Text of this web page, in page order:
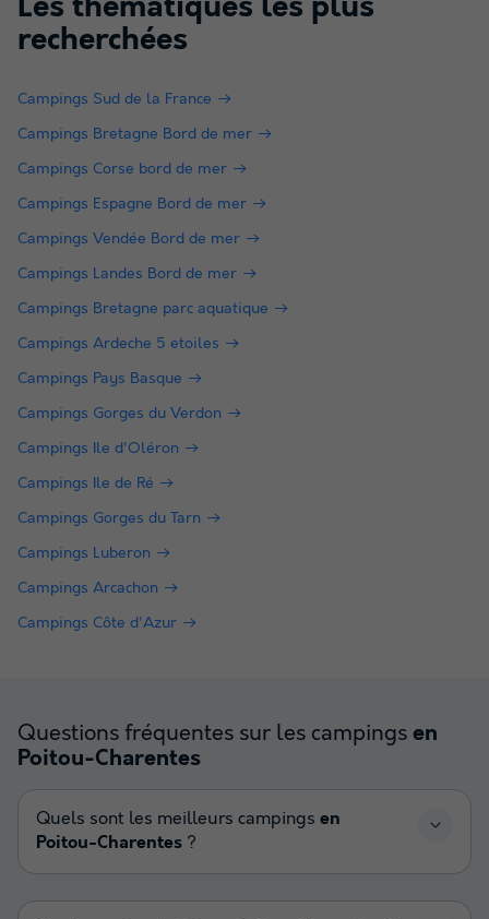
Les thématiques les plus
recherchées
Campings Sud de la France
Campings Bretagne Bord de mer
Campings Corse bord de mer
Campings Espagne Bord de mer
Campings Vendée Bord de mer
Campings Landes Bord de mer
Campings Bretagne parc aquatique
Campings Ardeche 5 etoiles
Campings Pays Basque
Campings Gorges du Verdon
Campings Ile d'Oléron
Campings Ile de Ré
Campings Gorges du Tarn
Campings Luberon
Campings Arcachon
Campings Côte d'Azur
Questions fréquentes sur les campings en
Poitou-Charentes
Quels sont les meilleurs campings en
Poitou-Charentes ?